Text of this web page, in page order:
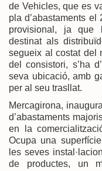
de Vehicles, que es
pla d’abastaments
provisional, ja que
destinat als
segueix al costat del
del consistori, s’ha
seva ubicació, amb
per al seu trasllat.
Mercagirona,
d’abastaments
en la
Ocupa una
les seves
de productes, un